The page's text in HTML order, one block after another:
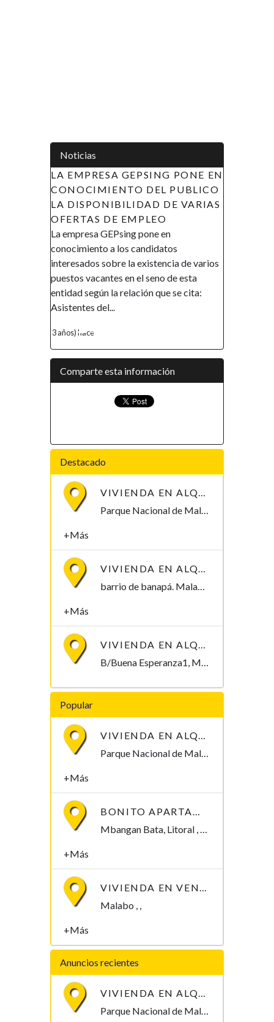
Noticias
GEPSING PONE EN
DEL PUBLICO
DE VARIAS
DE EMPLEO
GEPsing pone en
a los candidatos
sobre la existencia de varios
vacantes en el seno de esta
según la relación que se cita:
APOYO A LAS
LA MUJER EN GUINEA
ECUATORIAL
DE RECLUTAMIENTO
AVISO DE
Gobierno de la República de
Ecuatorial en el marco de su
promover la inclusión y la
financiera, así como el
Comparte esta información
Destacado
+Más
+Más
Popular
VIVIENDA EN ALQUILER POR PARQUE NACIONAL DE MALABO
Parque Nacional de Malabo Malabo, Bioko Norte , Guinea Ecuatorial
+Más
BONITO APARTAMENTO EN MBANGAN II, BATA
Mbangan Bata, Litoral , Guinea Ecuatorial
+Más
VIVIENDA EN VENTA. 8 MILLONES
Malabo , ,
+Más
Anuncios recientes
VIVIENDA EN ALQUILER POR PARQUE NACIONAL DE MALABO
Parque Nacional de Malabo Malabo, Bioko Norte , Guinea Ecuatorial